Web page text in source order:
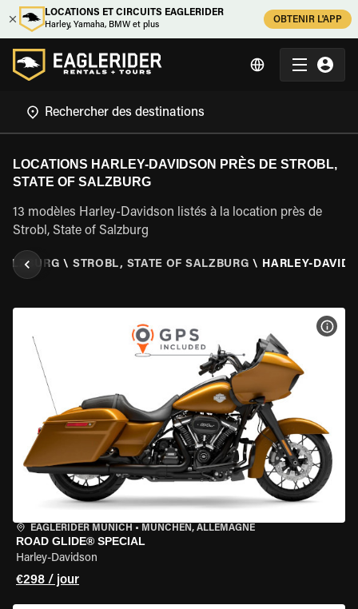
LOCATIONS ET CIRCUITS EAGLERIDER
Harley, Yamaha, BMW et plus
OBTENIR L'APP
LOCATIONS HARLEY-DAVIDSON PRÈS DE STROBL,
STATE OF SALZBURG
13 modèles Harley-Davidson listés à la location près de
Strobl, State of Salzburg
\ STROBL, STATE OF SALZBURG \ HARLEY-
EAGLERIDER MUNICH • MÜNCHEN, ALLEMAGNE
ROAD GLIDE® SPECIAL
Harley-Davidson
€298 / jour